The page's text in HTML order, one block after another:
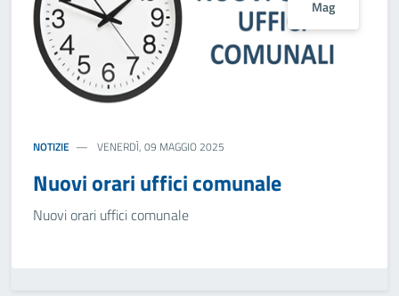
Mag
NOTIZIE VENERDÌ, 09 MAGGIO 2025
Nuovi orari uffici comunale
Nuovi orari uffici comunale